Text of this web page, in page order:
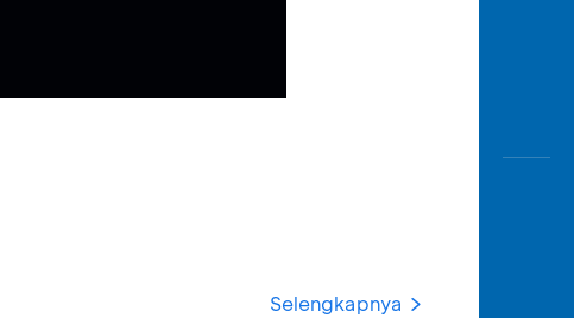
Selengkapnya